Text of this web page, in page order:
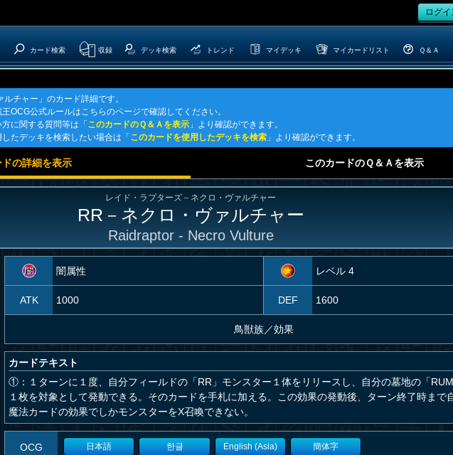
ログイ
カード検索 収録 デッキ検索 トレンド マイデッキ マイカードリスト Ｑ＆Ａ
チャー」のカード詳細です。
OCG公式ルールはこちらのページで確認してください。
に関する質問等は「 このカードのＱ＆Ａを表示 」より確認ができます。
たデッキを検索したい場合は「 このカードを使用したデッキを検索 」より確認ができます。
の詳細を表示 このカードのＱ＆Ａを表示
レイド・ラプターズ－ネクロ・ヴァルチャー
RR－ネクロ・ヴァルチャー
Raidraptor - Necro Vulture
闇属性 レベル 4
ATK 1000 DEF 1600
鳥獣族／効果
カードテキスト
①：１ターンに１度、自分フィールドの「RR」モンスター１体をリリースし、自分の墓地の「
１枚を対象として発動できる。そのカードを手札に加える。この効果の発動後、ターン終了時まで
魔法カードの効果でしかモンスターをX召喚できない。
OCG 日本語 한글 English (Asia) 簡体字